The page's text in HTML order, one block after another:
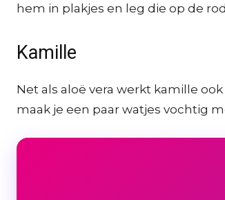
hem in plakjes en leg die op de
Kamille
Net als aloë vera werkt kamille
maak je een paar watjes vochtig